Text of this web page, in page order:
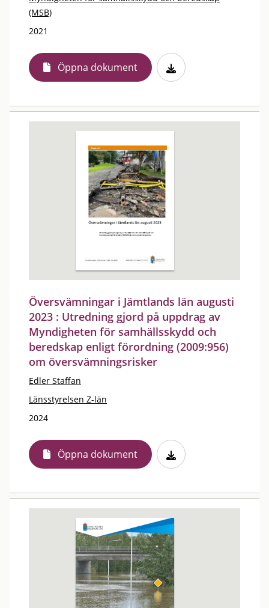
(MSB)
2021
Öppna dokument
Översvämningar i Jämtlands län augusti
2023 : Utredning gjord på uppdrag av
Myndigheten för samhällsskydd och
beredskap enligt förordning (2009:956)
om översvämningsrisker
Edler Staffan
Länsstyrelsen Z-län
2024
Öppna dokument